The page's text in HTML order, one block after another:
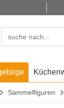
Sammelfiguren